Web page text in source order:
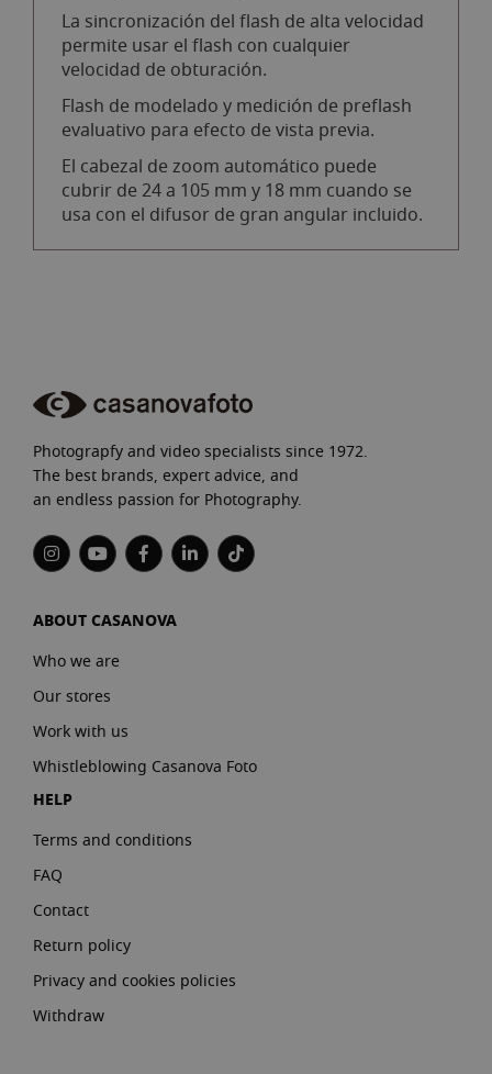
La sincronización del flash de alta velocidad
permite usar el flash con cualquier
velocidad de obturación.
Flash de modelado y medición de preflash
evaluativo para efecto de vista previa.
El cabezal de zoom automático puede
cubrir de 24 a 105 mm y 18 mm cuando se
usa con el difusor de gran angular incluido.
Photograpfy and video specialists since 1972.
The best brands, expert advice, and
an endless passion for Photography.
ABOUT CASANOVA
Who we are
Our stores
Work with us
Whistleblowing Casanova Foto
HELP
Terms and conditions
FAQ
Contact
Return policy
Privacy and cookies policies
Withdraw